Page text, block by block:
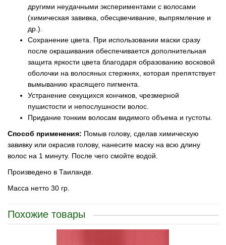
другими неудачными экспериментами с волосами
(химическая завивка, обесцвечивание, выпрямление и
др.).
Сохранение цвета. При использовании маски сразу
после окрашивания обеспечивается дополнительная
защита яркости цвета благодаря образованию восковой
оболочки на волосяных стержнях, которая препятствует
вымыванию красящего пигмента.
Устранение секущихся кончиков, чрезмерной
пушистости и непослушности волос.
Придание тонким волосам видимого объема и густоты.
Способ применения: Помыв голову, сделав химическую
завивку или окрасив голову, нанесите маску на всю длину
волос на 1 минуту. После чего смойте водой.
Произведено в Таиланде.
Масса нетто 30 гр.
Похожие товары